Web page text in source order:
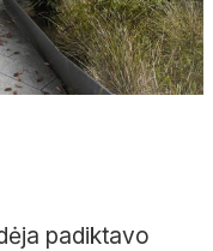
padiktavo